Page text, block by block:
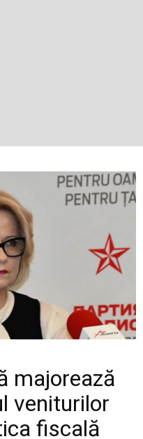
majorează
veniturilor
fiscală